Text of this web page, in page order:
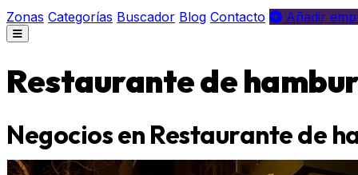
Zonas Categorías Buscador Blog Contacto Añadir
Restaurante de
Negocios en Restaurante de